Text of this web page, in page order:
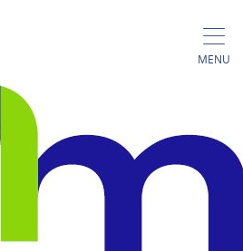
MENU
Schreinerei
56283 Gondershausen
CONTACT